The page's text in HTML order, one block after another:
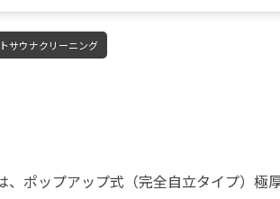
サウナクリーニング
、ポップアップ式（完全自立タイプ）極